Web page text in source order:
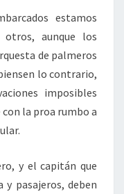
estamos
aunque los
de palmeros
lo contrario,
imposibles
con la proa rumbo a
y el capitán que
pasajeros, deben